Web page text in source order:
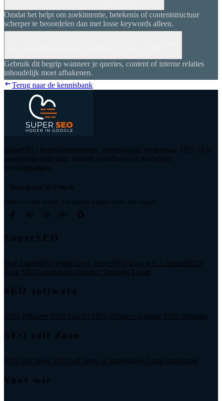
Omdat het helpt om zoekintentie, betekenis of contentstructuur
scherper te beoordelen dan met losse keywords alleen.
Gebruik dit begrip wanneer je queries, content of interne relaties
inhoudelijk moet afbakenen.
Terug naar de kennisbank
SuperSEO helpt ondernemers, professionals en bureaus SEO uit te
voeren met structuur, slimme workflows en duidelijke
vervolgstappen.
Start gratis SEO check
Geen account nodig. Zie waar je pagina winst laat liggen.
SuperSEO
Hoe SuperSEO werkt Over SuperSEO Voor wie is SuperSEO?
Blog SEO kennisbank Contact Tarieven Login
SEO software
SEO software SEO tool AI SEO software Agentic SEO software
SEO zelf doen
SEO zelf doen SEO zelf doen of uitbesteden Gratis quickscan
Voor wie